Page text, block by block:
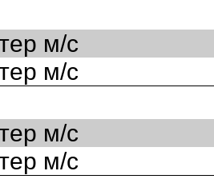
м/с
м/с
м/с
м/с